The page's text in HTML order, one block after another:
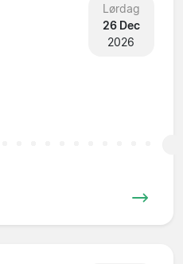
Lørdag
26 Dec
2026